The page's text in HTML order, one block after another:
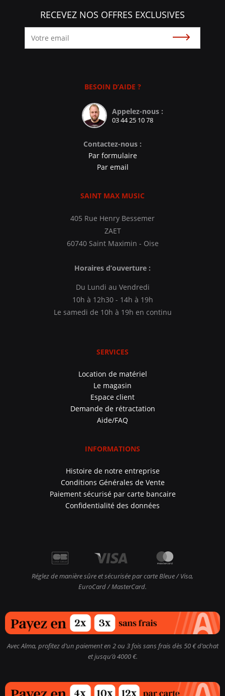
RECEVEZ NOS OFFRES EXCLUSIVES
Souscrire
BESOIN D’AIDE ?
Appelez-nous :
03 44 25 10 78
Contactez-nous :
Par formulaire
Par email
SAINT MAX MUSIC
405 Rue Henry Bessemer
ZAET
60740 Saint Maximin - Oise
Horaires d’ouverture :
Du Lundi au Vendredi
10h à 12h30 - 14h à 19h
Le samedi de 10h à 19h en continu
SERVICES
Location de matériel
Le magasin
Espace client
Demande de rétractation
Aide/FAQ
INFORMATIONS
Histoire de notre entreprise
Conditions Générales de Vente
Paiement sécurisé par carte bancaire
Confidentialité des données
Réglez de manière sûre et sécurisée par carte Bleue / Visa,
EuroCard / MasterCard.
Avec Alma, profitez d’un paiement en 2 ou 3 fois sans frais dès 50 € d’achat
et jusqu’à 4000 €.